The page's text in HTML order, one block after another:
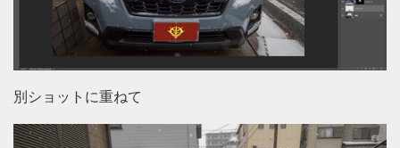
別ショットに重ねて